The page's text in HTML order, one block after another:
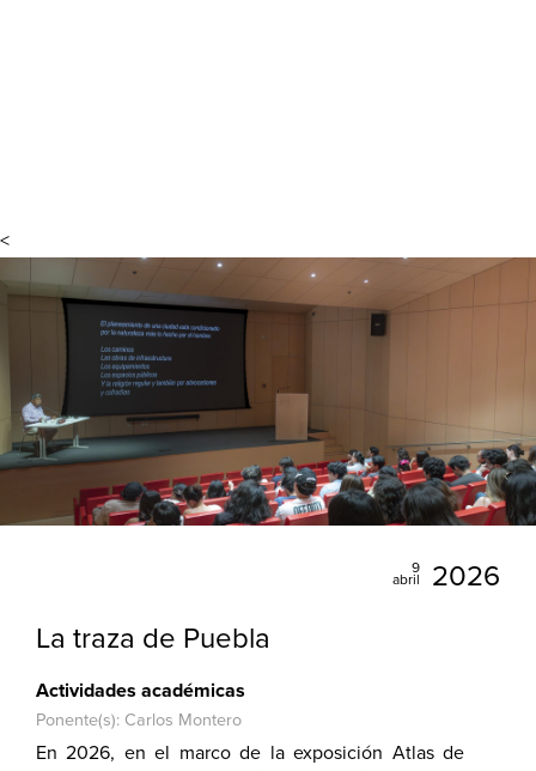
<
9
abril
2026
La traza de Puebla
Actividades académicas
Ponente(s): Carlos Montero
En 2026, en el marco de la exposición Atlas de